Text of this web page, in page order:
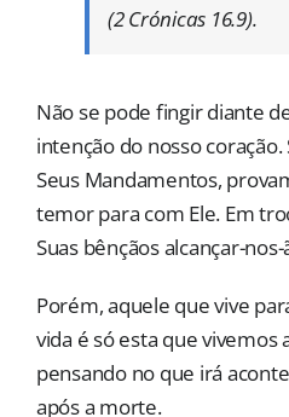
(2 Crónicas 16.9).
Não se pode fingir diante
intenção do nosso
Seus Mandamentos,
temor para com Ele. Em
Suas bênçãos alcançar-nos-
Porém, aquele que vive
vida é só esta que vivemos
pensando no que irá
após a morte.